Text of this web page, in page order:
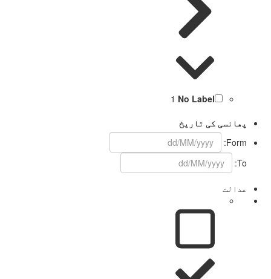
No Label
1
پھانسی کی تاریخ
Form:
عدالت